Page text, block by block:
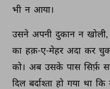
भी न आया।
उसने अपनी दुकान न खोली,
का हक़-ए-मेहर अदा कर
को। अब उसके पास सिर्फ़
दिल बर्दाश्ता हो गया था कि